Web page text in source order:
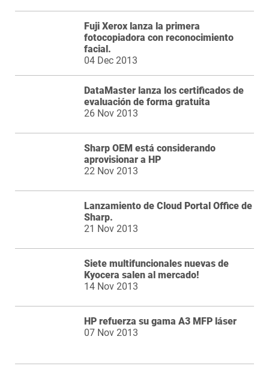
Fuji Xerox lanza la primera
fotocopiadora con reconocimiento
facial.
04 Dec 2013
DataMaster lanza los certificados de
evaluación de forma gratuita
26 Nov 2013
Sharp OEM está considerando
aprovisionar a HP
22 Nov 2013
Lanzamiento de Cloud Portal Office de
Sharp.
21 Nov 2013
Siete multifuncionales nuevas de
Kyocera salen al mercado!
14 Nov 2013
HP refuerza su gama A3 MFP láser
07 Nov 2013